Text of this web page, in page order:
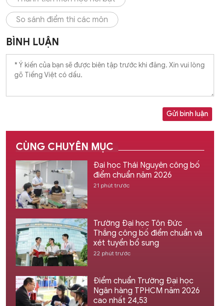
So sánh điểm thi các môn
BÌNH LUẬN
Gửi bình luận
CÙNG CHUYÊN MỤC
Đại học Thái Nguyên công bố
điểm chuẩn năm 2026
21 phút trước
Trường Đại học Tôn Đức
Thắng công bố điểm chuẩn và
xét tuyển bổ sung
22 phút trước
Điểm chuẩn Trường Đại học
Ngân hàng TPHCM năm 2026
cao nhất 24,53